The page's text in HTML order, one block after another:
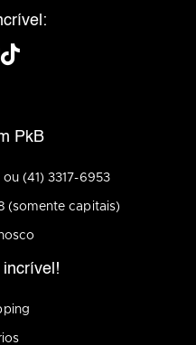
PkB
(41) 3317-6953
(somente capitais)
incrível!